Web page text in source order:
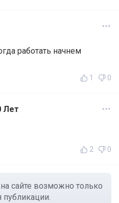
работать начнем
1 0
Лет
2 0
сайте возможно только
публикации.